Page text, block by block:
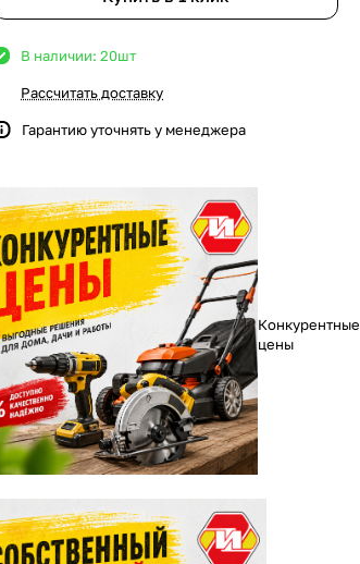
В наличии: 20шт
Рассчитать доставку
Гарантию уточнять у менеджера
Конкурентные
цены